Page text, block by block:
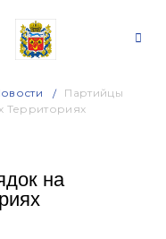
Партийцы
Территориях
на